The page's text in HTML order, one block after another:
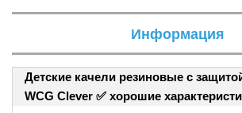
Информация
Детские качели резиновые с
WCG Clever ✅ хорошие